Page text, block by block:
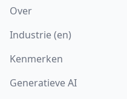
Over
Industrie (en)
Kenmerken
Generatieve AI